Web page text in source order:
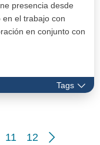
presencia desde
el trabajo con
en conjunto con
Tags
11 12